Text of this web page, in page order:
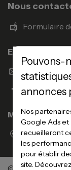
Nous
Formulaire
Enseigne Atlas
Envoyer un
Magasins
Voir la liste
Pouvons-
annonces
Nos
Google Ads et
recueilleront
les
pour établir
site.